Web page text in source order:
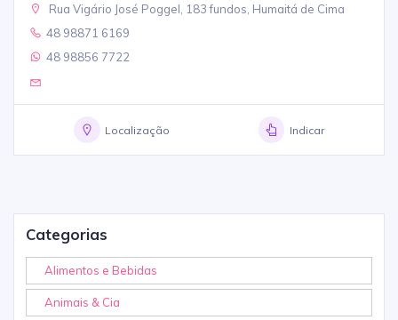
Categorias
Alimentos e Bebidas
Animais & Cia
Rua Vigário José Poggel, 183 fundos, Humaitá de Cima
48 98871 6169
48 98856 7722
Localização Indicar